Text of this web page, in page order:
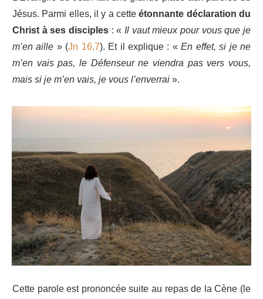
Jésus. Parmi elles, il y a cetteétonnante déclaration du
Christ à ses disciples : « Il vaut mieux pour vous que je
m’en aille » (Jn 16,7). Et il explique : «En effet, si je ne
m’en vais pas, le Défenseur ne viendra pas vers vous,
mais si je m’en vais, je vous l’enverrai ».
Cette parole est prononcée suite au repas de la Cène (le